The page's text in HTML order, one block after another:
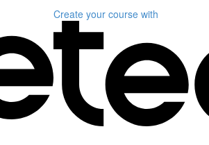
Create your course with